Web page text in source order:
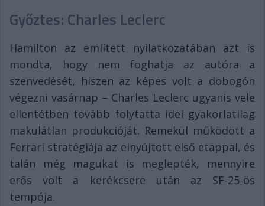
Győztes: Charles Leclerc
Hamilton az említett nyilatkozatában azt is
mondta, hogy nem foghatja az autóra a
szenvedését, hiszen az képes volt a dobogón
végezni vasárnap – Charles Leclerc ugyanis vele
ellentétben tovább folytatta idei gyakorlatilag
makulátlan produkcióját. Remekül működött a
Ferrari stratégiája az elnyújtott első etappal, és
talán még magukat is meglepték, mennyire
erős volt a kerékcsere után az SF-25-ös
tempója.